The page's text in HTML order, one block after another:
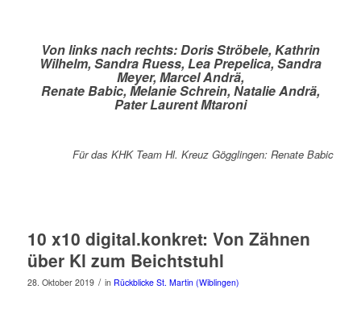
Von links nach rechts: Doris Ströbele, Kathrin
Wilhelm, Sandra Ruess, Lea Prepelica, Sandra
Meyer, Marcel Andrä,
Renate Babic, Melanie Schrein, Natalie Andrä,
Pater Laurent Mtaroni
Für das KHK Team Hl. Kreuz Gögglingen: Renate Babic
10 x10 digital.konkret: Von Zähnen
über Kl zum Beichtstuhl
28. Oktober 2019 / in Rückblicke St. Martin (Wiblingen)